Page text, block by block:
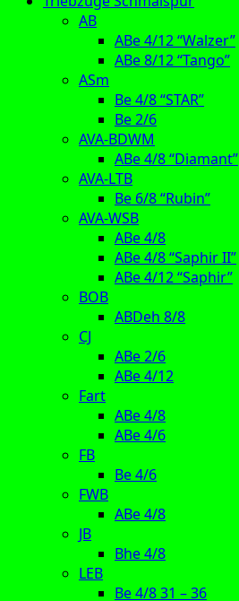
AB
ABe 4/12 “Walzer”
ABe 8/12 “Tango”
ASm
Be 4/8 “STAR”
Be 2/6
AVA-BDWM
ABe 4/8 “Diamant”
AVA-LTB
Be 6/8 “Rubin”
AVA-WSB
ABe 4/8
ABe 4/8 “Saphir II”
ABe 4/12 “Saphir”
BOB
ABDeh 8/8
CJ
ABe 2/6
ABe 4/12
Fart
ABe 4/8
ABe 4/6
FB
Be 4/6
FWB
ABe 4/8
JB
Bhe 4/8
LEB
Be 4/8 31 – 36